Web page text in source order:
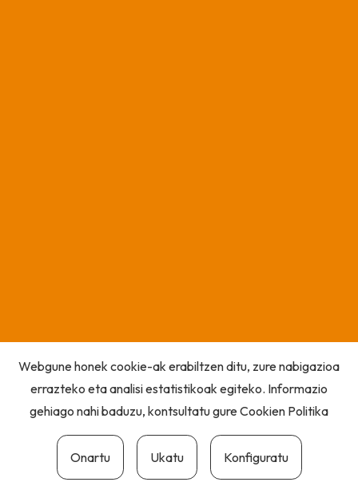
Webgune honek cookie-ak erabiltzen ditu, zure nabigazioa
errazteko eta analisi estatistikoak egiteko. Informazio
gehiago nahi baduzu, kontsultatu gureCookien Politika
Onartu Ukatu Konfiguratu